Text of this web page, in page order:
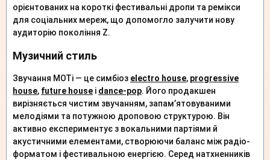
орієнтованих на короткі фестивальні дропи та ремікси
для соціальних мереж, що допомогло залучити нову
аудиторію покоління Z.
Музичний стиль
Звучання MOTi — це симбіоз electro house, progressive
house, future house і dance-pop. Його продакшен
вирізняється чистим звучанням, запам’ятовуваними
мелодіями та потужною дроповою структурою. Він
активно експериментує з вокальними партіями й
акустичними елементами, створюючи баланс між радіо-
форматом і фестивальною енергією. Серед натхненників